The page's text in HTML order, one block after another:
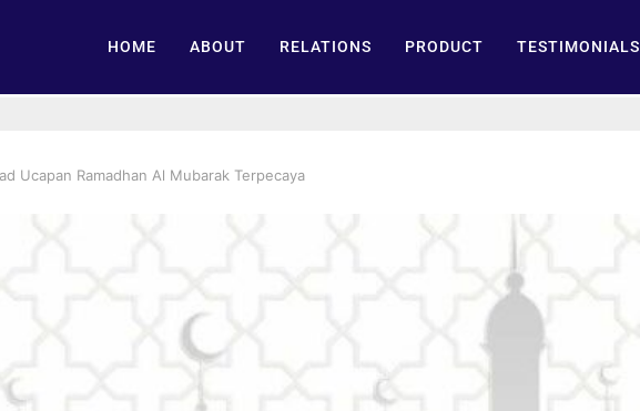
HOME ABOUT RELATIONS PRODUCT TESTIMONIALS
Ucapan Ramadhan Al Mubarak Terpecaya